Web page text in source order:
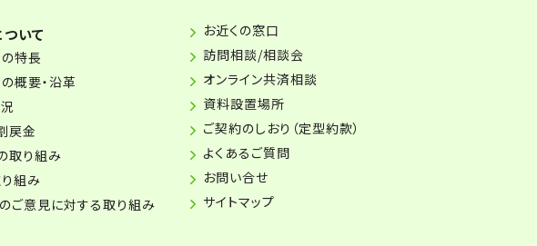
いて
特長
概要・沿革
戻金
取り組み
組み
ご意見に対する取り組み
お近くの窓口
訪問相談/相談会
オンライン共済相談
資料設置場所
ご契約のしおり（定型約款）
よくあるご質問
お問い合せ
サイトマップ